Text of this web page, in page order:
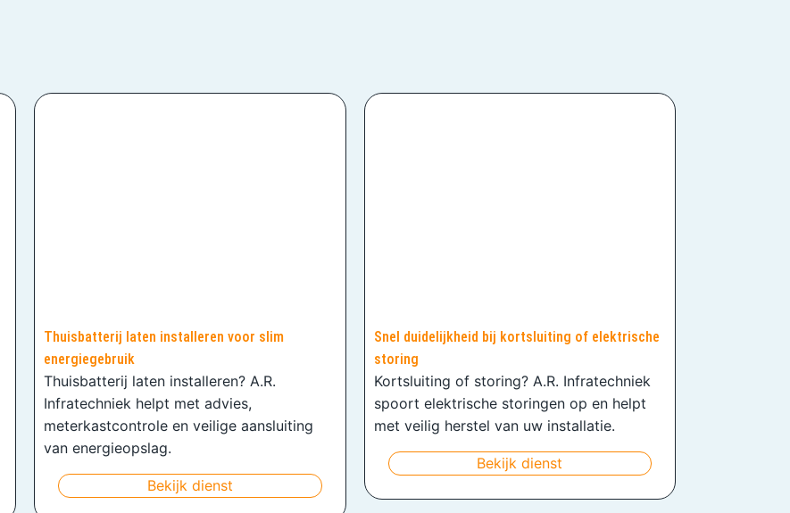
Thuisbatterij laten installeren voor slim
energiegebruik
Thuisbatterij laten installeren? A.R.
Infratechniek helpt met advies,
meterkastcontrole en veilige aansluiting
van energieopslag.
Bekijk dienst
Snel duidelijkheid bij kortsluiting of elektrische
storing
Kortsluiting of storing? A.R. Infratechniek
spoort elektrische storingen op en helpt
met veilig herstel van uw installatie.
Bekijk dienst